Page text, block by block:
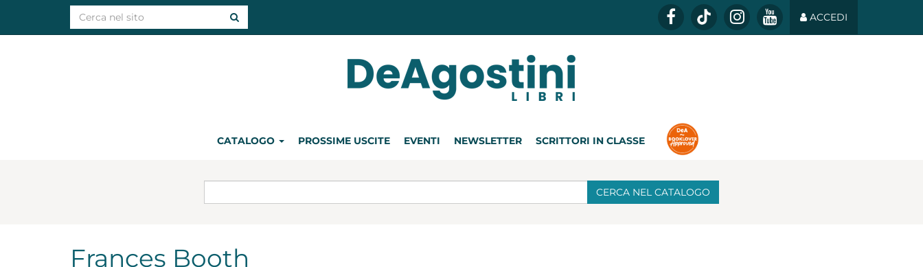
ACCEDI
CATALOGO PROSSIME USCITE EVENTI NEWSLETTER SCRITTORI IN CLASSE
CERCA NEL CATALOGO
Frances Booth